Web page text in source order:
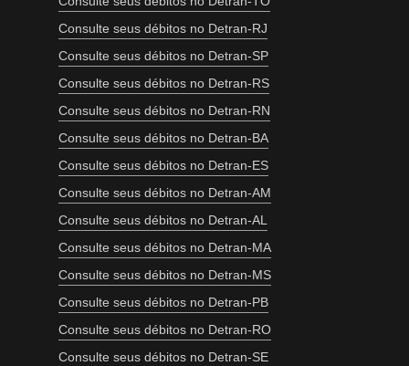
Consulte seus débitos no Detran-RJ
Consulte seus débitos no Detran-SP
Consulte seus débitos no Detran-RS
Consulte seus débitos no Detran-RN
Consulte seus débitos no Detran-BA
Consulte seus débitos no Detran-ES
Consulte seus débitos no Detran-AM
Consulte seus débitos no Detran-AL
Consulte seus débitos no Detran-MA
Consulte seus débitos no Detran-MS
Consulte seus débitos no Detran-PB
Consulte seus débitos no Detran-RO
Consulte seus débitos no Detran-SE